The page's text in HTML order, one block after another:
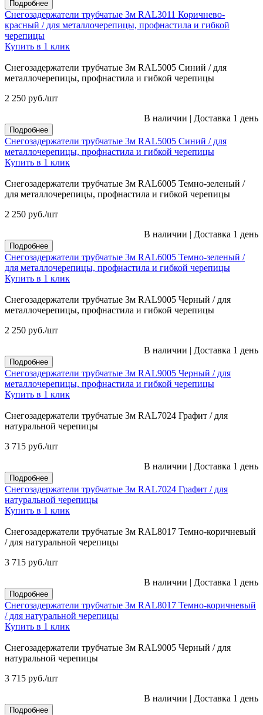
Подробнее
Снегозадержатели трубчатые 3м RAL3011 Коричнево-
красный / для металлочерепицы, профнастила и гибкой
черепицы
Купить в 1 клик
Снегозадержатели трубчатые 3м RAL5005 Синий / для
металлочерепицы, профнастила и гибкой черепицы
2 250 руб./шт
В наличии | Доставка 1 день
Подробнее
Снегозадержатели трубчатые 3м RAL5005 Синий / для
металлочерепицы, профнастила и гибкой черепицы
Купить в 1 клик
Снегозадержатели трубчатые 3м RAL6005 Темно-зеленый /
для металлочерепицы, профнастила и гибкой черепицы
2 250 руб./шт
В наличии | Доставка 1 день
Подробнее
Снегозадержатели трубчатые 3м RAL6005 Темно-зеленый /
для металлочерепицы, профнастила и гибкой черепицы
Купить в 1 клик
Снегозадержатели трубчатые 3м RAL9005 Черный / для
металлочерепицы, профнастила и гибкой черепицы
2 250 руб./шт
В наличии | Доставка 1 день
Подробнее
Снегозадержатели трубчатые 3м RAL9005 Черный / для
металлочерепицы, профнастила и гибкой черепицы
Купить в 1 клик
Снегозадержатели трубчатые 3м RAL7024 Графит / для
натуральной черепицы
3 715 руб./шт
В наличии | Доставка 1 день
Подробнее
Снегозадержатели трубчатые 3м RAL7024 Графит / для
натуральной черепицы
Купить в 1 клик
Снегозадержатели трубчатые 3м RAL8017 Темно-коричневый
/ для натуральной черепицы
3 715 руб./шт
В наличии | Доставка 1 день
Подробнее
Снегозадержатели трубчатые 3м RAL8017 Темно-коричневый
/ для натуральной черепицы
Купить в 1 клик
Снегозадержатели трубчатые 3м RAL9005 Черный / для
натуральной черепицы
3 715 руб./шт
В наличии | Доставка 1 день
Подробнее